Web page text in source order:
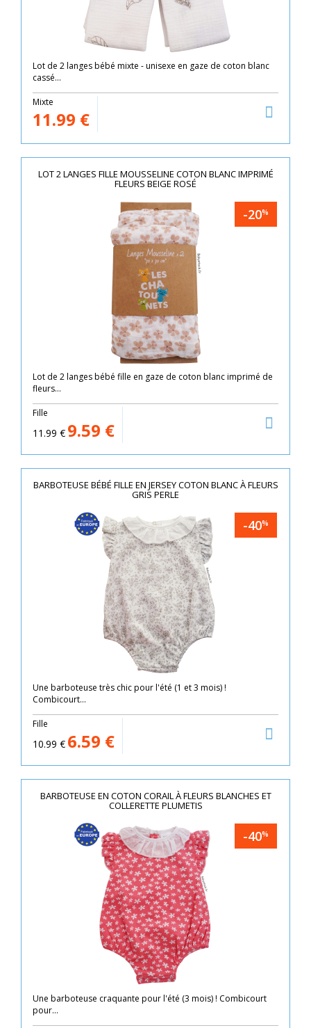
Lot de 2 langes bébé mixte - unisexe en gaze de coton blanc
cassé...
Mixte
11.99 €
LOT 2 LANGES FILLE MOUSSELINE COTON BLANC IMPRIMÉ
FLEURS BEIGE ROSÉ
-20%
Lot de 2 langes bébé fille en gaze de coton blanc imprimé de
fleurs...
Fille
11.99 € 9.59 €
BARBOTEUSE BÉBÉ FILLE EN JERSEY COTON BLANC À FLEURS
GRIS PERLE
-40%
Une barboteuse très chic pour l'été (1 et 3 mois) !
Combicourt...
Fille
10.99 € 6.59 €
BARBOTEUSE EN COTON CORAIL À FLEURS BLANCHES ET
COLLERETTE PLUMETIS
-40%
Une barboteuse craquante pour l'été (3 mois) ! Combicourt
pour...